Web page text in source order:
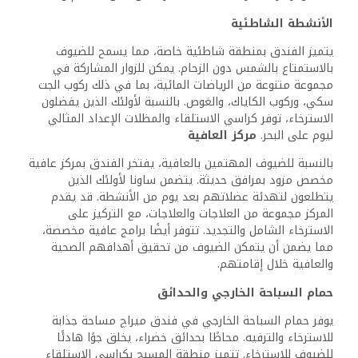
الأنشطة تحت إشراف مخصص للأطفال. تضمن الألعاب المثيرة،
والفنون والحرف اليدوية، والرياضات الخارجية أن يبقى الأطفال
مشغولين طوال إقامتهم.
يمكن للآباء أن يشعروا بالثقة في أن أطفالهم في بيئة آمنة
ومحفزة بينما يستمتعون بوقت فراغهم.
إقامات مناسبة للعائلات
تُصمم الاقامات في فندق ميراچ لتناسب العائلات. تأتي
الشاليهات و الغرف الفسيحة مع خيارات للأسرّة الإضافية وأسرّة
الأطفال، مما يضمن الراحة للجميع.
يمكن للعائلات اختيار الأجنحة التي تحتوي على مناطق معيشة
منفصلة ومطابخ صغيرة، مما يوفر مرونة خلال إقامتهم. تقدم
بعض الشاليهات إطلالات رائعة وتقع على بُعد مسافة قصيرة
سيرًا على الأقدام من الشاطئ، مما يوفر وصولًا مباشرًا إلى
الأنشطة المناسبة للعائلات.
تضمن المرافق الداخلية تلبية الاحتياجات الأساسية بسهولة،
مما يخلق بيئة مرحبة لكل من البالغين والأطفال.
الخدمات والمرافق